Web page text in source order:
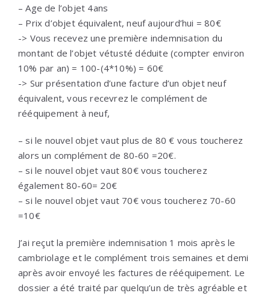
– Age de l’objet 4ans
– Prix d’objet équivalent, neuf aujourd’hui = 80€
-> Vous recevez une première indemnisation du
montant de l’objet vétusté déduite (compter environ
10% par an) = 100-(4*10%) = 60€
-> Sur présentation d’une facture d’un objet neuf
équivalent, vous recevrez le complément de
rééquipement à neuf,
– si le nouvel objet vaut plus de 80 € vous toucherez
alors un complément de 80-60 =20€.
– si le nouvel objet vaut 80€ vous toucherez
également 80-60= 20€
– si le nouvel objet vaut 70€ vous toucherez 70-60
=10€
J’ai reçut la première indemnisation 1 mois après le
cambriolage et le complément trois semaines et demi
après avoir envoyé les factures de rééquipement. Le
dossier a été traité par quelqu’un de très agréable et